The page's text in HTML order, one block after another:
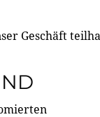
Geschäft